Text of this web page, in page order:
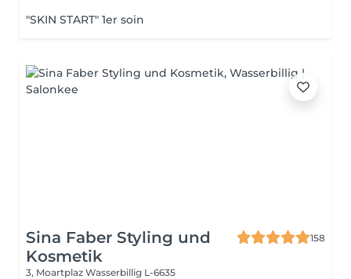
"SKIN START" 1er soin
Sina Faber Styling und
Kosmetik
158
3, Moartplaz Wasserbillig L-6635